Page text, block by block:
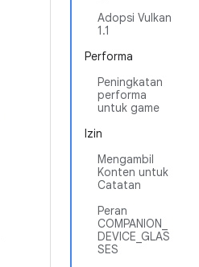
Adopsi Vulkan
1.1
Performa
Peningkatan
performa
untuk game
Izin
Mengambil
Konten untuk
Catatan
Peran
COMPANION_
DEVICE_GLAS
SES